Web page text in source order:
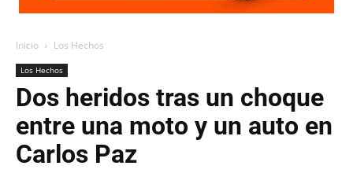
Inicio Los Hechos
Los Hechos
Dos heridos tras un choque
entre una moto y un auto en
Carlos Paz